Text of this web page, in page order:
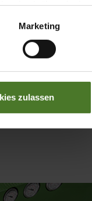
bzgl. übermittelter
Marketing
zulassen